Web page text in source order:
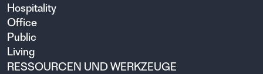
Hospitality
Office
Public
Living
RESSOURCEN UND WERKZEUGE